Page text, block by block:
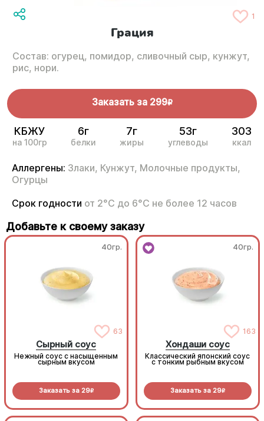
1
Грация
Состав: огурец, помидор, сливочный сыр, кунжут,
рис, нори.
Заказать за 299R
КБЖУ
на 100гр
6г
белки
7г
жиры
53г
углеводы
303
ккал
Аллергены: Злаки, Кунжут, Молочные продукты,
Огурцы
Срок годности от 2°С до 6°С не более 12 часов
Добавьте к своему заказу
40гр.
63
Сырный соус
Нежный соус с насыщенным
сырным вкусом
Заказать за 29R
40гр.
163
Хондаши соус
Классический японский соус
с тонким рыбным вкусом
Заказать за 29R